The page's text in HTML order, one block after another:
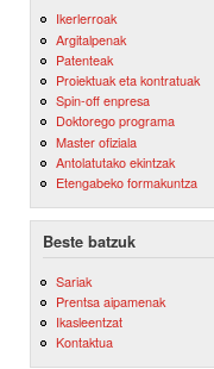
Ikerlerroak
Argitalpenak
Patenteak
Proiektuak eta kontratuak
Spin-off enpresa
Doktorego programa
Master ofiziala
Antolatutako ekintzak
Etengabeko formakuntza
Beste batzuk
Sariak
Prentsa aipamenak
Ikasleentzat
Kontaktua